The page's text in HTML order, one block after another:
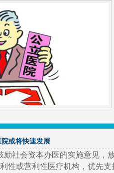
或将快速发展
励社会资本办医的实施意见，
性或营利性医疗机构，优先